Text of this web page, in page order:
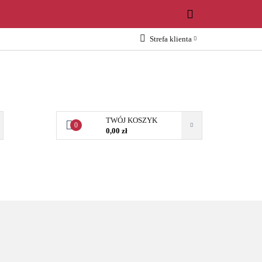
Strefa klienta
Zgody cookies
0
TWÓJ KOSZYK
0,00 zł